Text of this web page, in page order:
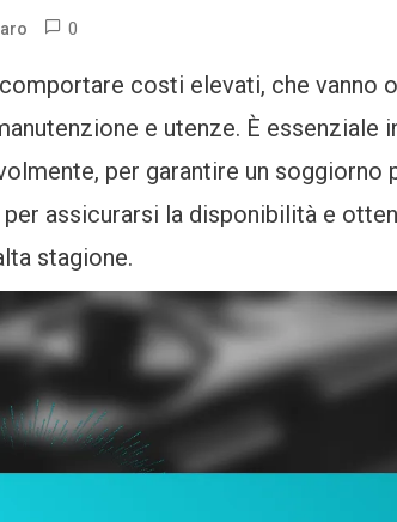
0
costi elevati, che vanno
e utenze. È essenziale
per garantire un soggiorno
assicurarsi la disponibilità e
stagione.